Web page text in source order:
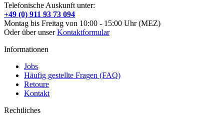
Telefonische Auskunft unter:
+49 (0) 911 93 73 094
Montag bis Freitag von 10:00 - 15:00 Uhr (MEZ)
Oder über unserKontaktformular
Informationen
Jobs
Häufig gestellte Fragen (FAQ)
Retoure
Kontakt
Rechtliches